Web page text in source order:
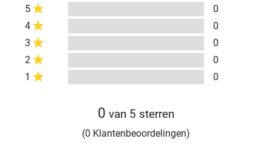
5
0
4
0
3
0
2
0
1
0
0 van 5 sterren
(0 Klantenbeoordelingen)